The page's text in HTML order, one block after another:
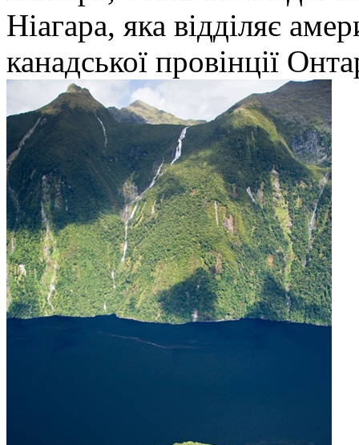
Ніагара, яка відділяє
канадської провінції